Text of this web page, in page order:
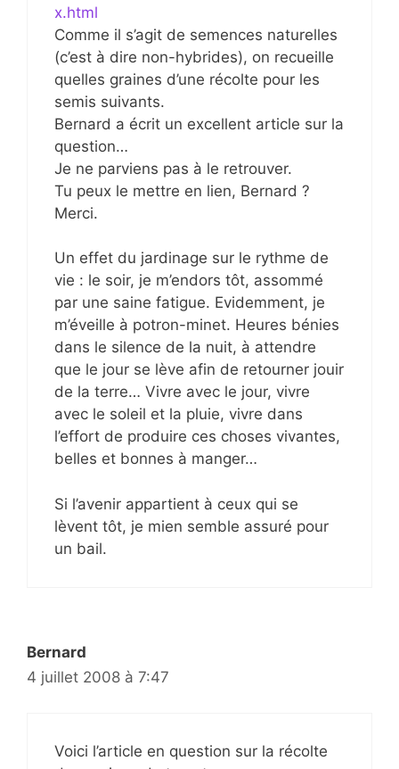
x.html
Comme il s’agit de semences naturelles
(c’est à dire non-hybrides), on recueille
quelles graines d’une récolte pour les
semis suivants.
Bernard a écrit un excellent article sur la
question…
Je ne parviens pas à le retrouver.
Tu peux le mettre en lien, Bernard ?
Merci.
Un effet du jardinage sur le rythme de
vie : le soir, je m’endors tôt, assommé
par une saine fatigue. Evidemment, je
m’éveille à potron-minet. Heures bénies
dans le silence de la nuit, à attendre
que le jour se lève afin de retourner jouir
de la terre… Vivre avec le jour, vivre
avec le soleil et la pluie, vivre dans
l’effort de produire ces choses vivantes,
belles et bonnes à manger…
Si l’avenir appartient à ceux qui se
lèvent tôt, je mien semble assuré pour
un bail.
Bernard
4 juillet 2008 à 7:47
Voici l’article en question sur la récolte